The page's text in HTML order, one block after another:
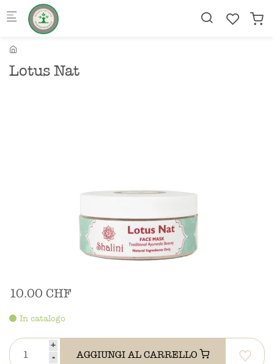
Skip to main content
Lotus Nat
10.00 CHF
In catalogo
+
-
AGGIUNGI AL CARRELLO